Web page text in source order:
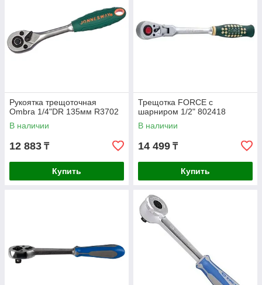
Рукоятка трещоточная
Ombra 1/4"DR 135мм R3702
В наличии
12 883 ₸
Купить
Трещотка FORCE с
шарниром 1/2" 802418
В наличии
14 499 ₸
Купить